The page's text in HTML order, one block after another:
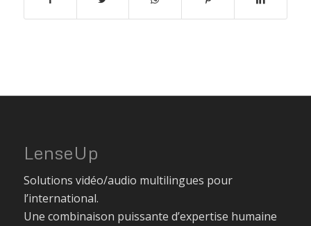
LenseUp
Solutions vidéo/audio multilingues pour
l’international.
Une combinaison puissante d’expertise humaine